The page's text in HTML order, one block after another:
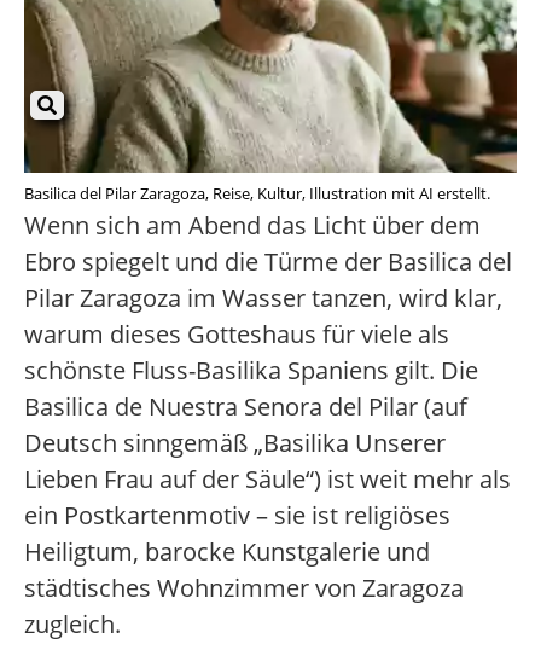
Basilica del Pilar Zaragoza, Reise, Kultur, Illustration mit AI erstellt.
Wenn sich am Abend das Licht über dem
Ebro spiegelt und die Türme der Basilica del
Pilar Zaragoza im Wasser tanzen, wird klar,
warum dieses Gotteshaus für viele als
schönste Fluss-Basilika Spaniens gilt. Die
Basilica de Nuestra Senora del Pilar (auf
Deutsch sinngemäß „Basilika Unserer
Lieben Frau auf der Säule“) ist weit mehr als
ein Postkartenmotiv – sie ist religiöses
Heiligtum, barocke Kunstgalerie und
städtisches Wohnzimmer von Zaragoza
zugleich.